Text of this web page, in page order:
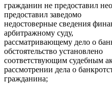
гражданин не предоставил
предоставил заведомо
недостоверные сведения
арбитражному суду,
рассматривающему дело о
обстоятельство установлено
соответствующим судебным
рассмотрении дела о
гражданина;